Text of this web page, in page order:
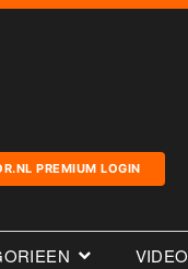
PREMIUM LOGIN
VIDEO